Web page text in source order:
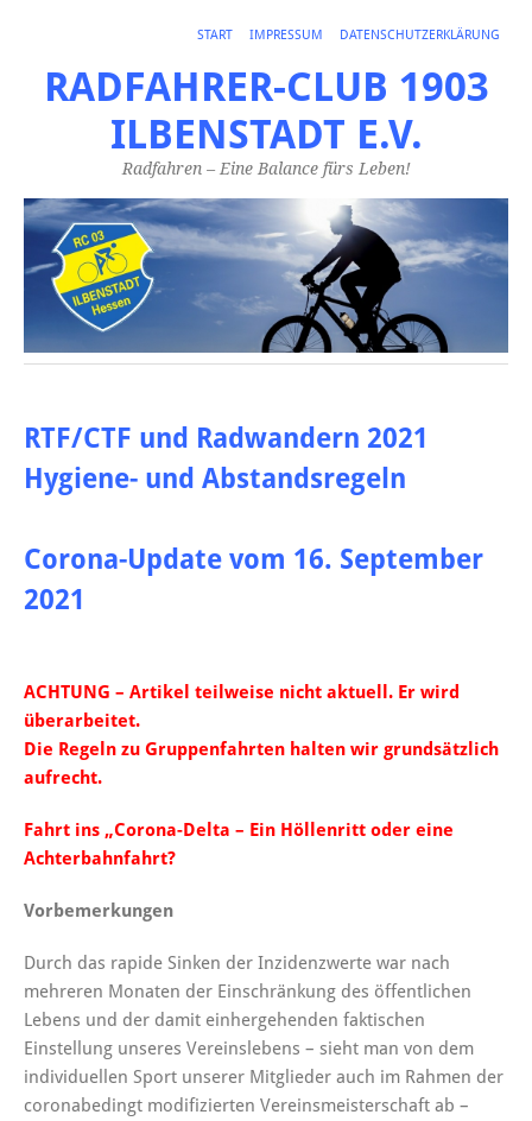
START IMPRESSUM DATENSCHUTZERKLÄRUNG
RADFAHRER-CLUB 1903
ILBENSTADT E.V.
Radfahren – Eine Balance fürs Leben!
RTF/CTF und Radwandern 2021
Hygiene- und Abstandsregeln
Corona-Update vom 16. September
2021
ACHTUNG – Artikel teilweise nicht aktuell. Er wird
überarbeitet.
Die Regeln zu Gruppenfahrten halten wir grundsätzlich
aufrecht.
Fahrt ins „Corona-Delta – Ein Höllenritt oder eine
Achterbahnfahrt?
Vorbemerkungen
Durch das rapide Sinken der Inzidenzwerte war nach
mehreren Monaten der Einschränkung des öffentlichen
Lebens und der damit einhergehenden faktischen
Einstellung unseres Vereinslebens – sieht man von dem
individuellen Sport unserer Mitglieder auch im Rahmen der
coronabedingt modifizierten Vereinsmeisterschaft ab –